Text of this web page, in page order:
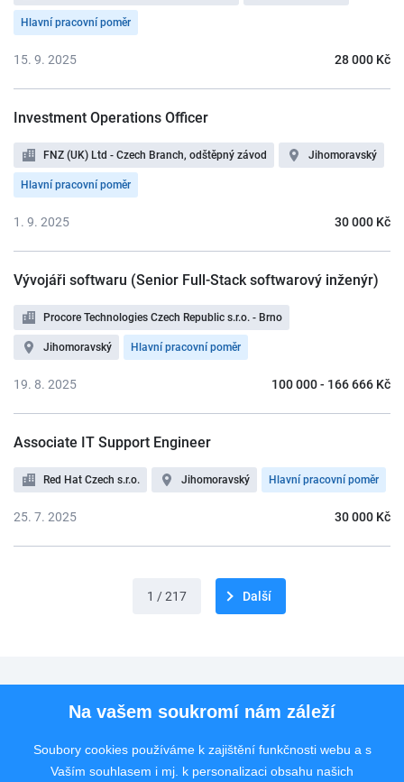
Hlavní pracovní poměr
28 000 Kč
15. 9. 2025
Investment Operations Officer
FNZ (UK) Ltd - Czech Branch, odštěpný závod Jihomoravský
Hlavní pracovní poměr
30 000 Kč
1. 9. 2025
Vývojáři softwaru (Senior Full-Stack softwarový inženýr)
Procore Technologies Czech Republic s.r.o. - Brno
Jihomoravský Hlavní pracovní poměr
100 000 - 166 666 Kč
19. 8. 2025
Associate IT Support Engineer
Red Hat Czech s.r.o. Jihomoravský Hlavní pracovní poměr
30 000 Kč
25. 7. 2025
1 / 217 Další
Pro uchazeče
Rychlý kontakt
Na vašem soukromí nám záleží
Soubory cookies používáme k zajištění funkčnosti webu a s
Vaším souhlasem i mj. k personalizaci obsahu našich